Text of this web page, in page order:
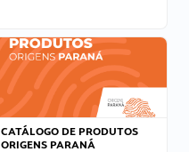
CATÁLOGO DE PRODUTOS
ORIGENS PARANÁ